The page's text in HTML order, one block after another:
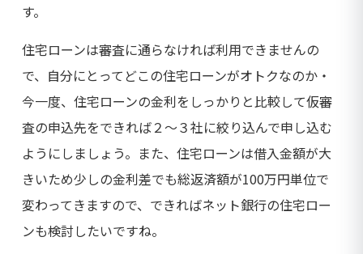
す。
住宅ローンは審査に通らなければ利用できませんの
で、自分にとってどこの住宅ローンがオトクなのか・
今一度、住宅ローンの金利をしっかりと比較して仮審
査の申込先をできれば２～３社に絞り込んで申し込む
ようにしましょう。また、住宅ローンは借入金額が大
きいため少しの金利差でも総返済額が100万円単位で
変わってきますので、できればネット銀行の住宅ロー
ンも検討したいですね。